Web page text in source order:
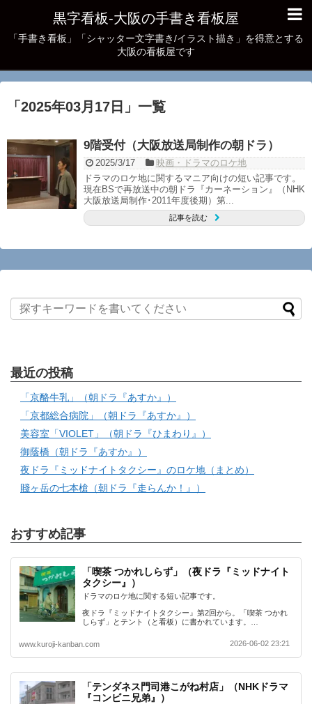
黒字看板‐大阪の手書き看板屋
「手書き看板」「シャッター文字書き/イラスト描き」を得意とする
大阪の看板屋です
「 2025年03月17日 」 一覧
9階受付（大阪放送局制作の朝ドラ）
2025/3/17
映画・ドラマのロケ地
ドラマのロケ地に関するマニア向けの短い記事です。
現在BSで再放送中の朝ドラ『カーネーション』（NHK
大阪放送局制作･2011年度後期）第...
記事を読む
最近の投稿
「京酪牛乳」（朝ドラ『あすか』）
「京都総合病院」（朝ドラ『あすか』）
美容室「VIOLET」（朝ドラ『ひまわり』）
御蔭橋（朝ドラ『あすか』）
夜ドラ『ミッドナイトタクシー』のロケ地（まとめ）
賤ヶ岳の七本槍（朝ドラ『走らんか！』）
おすすめ記事
「喫茶 つかれしらず」（夜ドラ『ミッドナイト
タクシー』）
ドラマのロケ地に関する短い記事です。
夜ドラ『ミッドナイトタクシー』第2回から。「喫茶 つかれ
しらず」とテント（と看板）に書かれています。…
www.kuroji-kanban.com 2026-06-02 23:21
「テンダネス門司港こがね村店」（NHKドラマ
『コンビニ兄弟』）